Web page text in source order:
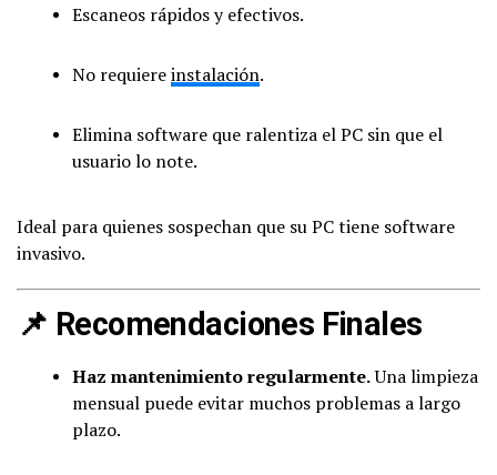
Escaneos rápidos y efectivos.
No requiereinstalación.
Elimina software que ralentiza el PC sin que el
usuario lo note.
Ideal para quienes sospechan que su PC tiene software
invasivo.
📌 Recomendaciones Finales
Haz mantenimiento regularmente.Una limpieza
mensual puede evitar muchos problemas a largo
plazo.